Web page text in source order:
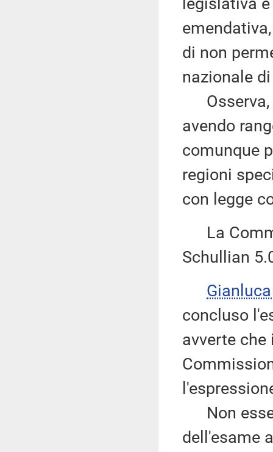
di non
nazionale
Osserva,
avendo
comunque
regioni
con legge
La
Schullian
concluso
avverte
Non
dell'esame